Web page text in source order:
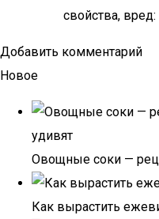
свойства,
Добавить комментарий
Новое
Овощные соки —
Как вырастить